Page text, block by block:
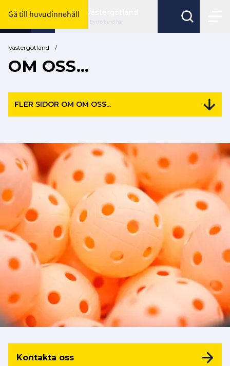
Gå till huvudinnehåll
Byt förbund här
Västergötland /
OM OSS...
FLER SIDOR OM OM OSS...
Kontakta oss